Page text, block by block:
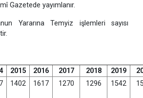
Gazetede yayımlanır.
Yararına Temyiz işlemleri sayısı
2015 2016 2017 2018 2019
1402 1617 1270 1296 1542